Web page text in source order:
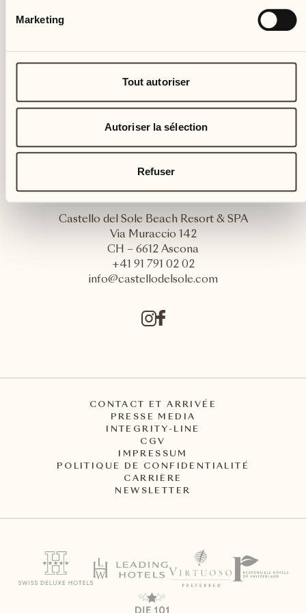
Marketing
Tout autoriser
Autoriser la sélection
Refuser
Castello del Sole Beach Resort & SPA
Via Muraccio 142
CH – 6612 Ascona
+41 91 791 02 02
info@castellodelsole.com
CONTACT ET ARRIVÉE
PRESSE MEDIA
INTEGRITY-LINE
CGV
IMPRESSUM
POLITIQUE DE CONFIDENTIALITÉ
CARRIÈRE
NEWSLETTER